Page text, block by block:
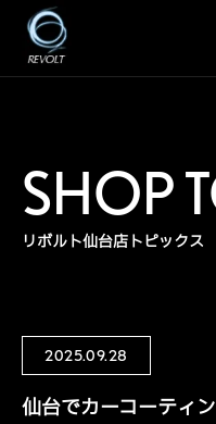
SHOP
リボルト仙台店トピックス
2025.09.28
仙台でカーコーティ